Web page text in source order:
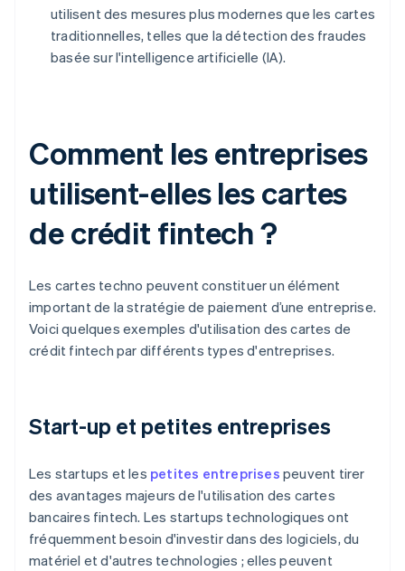
utilisent des mesures plus modernes que les cartes
traditionnelles, telles que la détection des fraudes
basée sur l'intelligence artificielle (IA).
Comment les entreprises
utilisent-elles les cartes
de crédit fintech ?
Les cartes techno peuvent constituer un élément
important de la stratégie de paiement d’une entreprise.
Voici quelques exemples d'utilisation des cartes de
crédit fintech par différents types d'entreprises.
Start-up et petites entreprises
Les startups et les petites entreprises peuvent tirer
des avantages majeurs de l'utilisation des cartes
bancaires fintech. Les startups technologiques ont
fréquemment besoin d'investir dans des logiciels, du
matériel et d'autres technologies ; elles peuvent